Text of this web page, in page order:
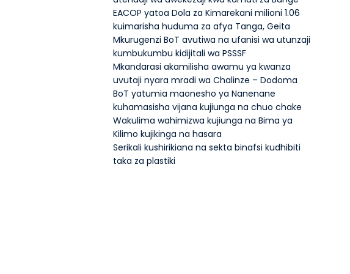
EACOP yatoa Dola za Kimarekani milioni 1.06
kuimarisha huduma za afya Tanga, Geita
Mkurugenzi BoT avutiwa na ufanisi wa utunzaji
kumbukumbu kidijitali wa PSSSF
Mkandarasi akamilisha awamu ya kwanza
uvutaji nyara mradi wa Chalinze – Dodoma
BoT yatumia maonesho ya Nanenane
kuhamasisha vijana kujiunga na chuo chake
Wakulima wahimizwa kujiunga na Bima ya
Kilimo kujikinga na hasara
Serikali kushirikiana na sekta binafsi kudhibiti
taka za plastiki